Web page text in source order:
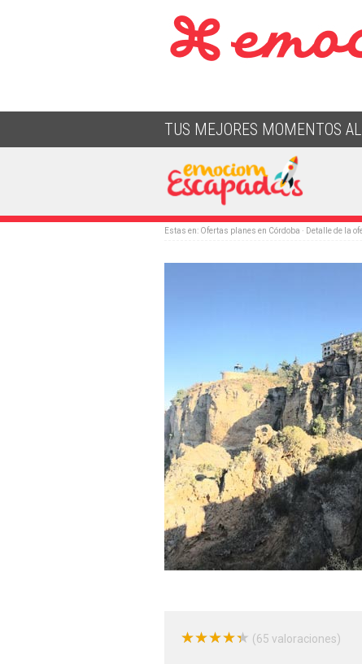
TUS MEJORES MOMENTOS
Estas en: Ofertas planes en Córdoba · Detalle de la
★★★★★
★★★★★ (65 valoraciones)